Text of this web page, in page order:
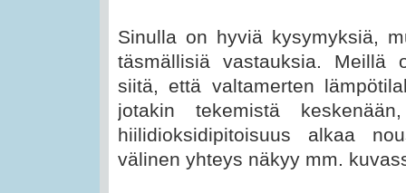
Sinulla on hyviä kysymyksiä,
täsmällisiä vastauksia. Meillä
siitä, että valtamerten
jotakin tekemistä
hiilidioksidipitoisuus alkaa
välinen yhteys näkyy mm.